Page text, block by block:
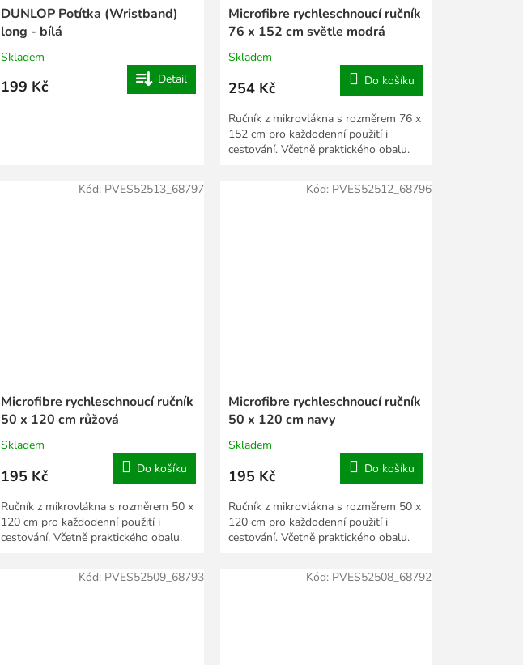
DUNLOP Potítka (Wristband)
long - bílá
Skladem
199 Kč Detail
Microfibre rychleschnoucí ručník
76 x 152 cm světle modrá
Skladem
254 Kč Do košíku
Ručník z mikrovlákna s rozměrem 76 x
152 cm pro každodenní použití i
cestování. Včetně praktického obalu.
Microfibre rychleschnoucí ručník
50 x 120 cm růžová
Skladem
195 Kč Do košíku
Ručník z mikrovlákna s rozměrem 50 x
120 cm pro každodenní použití i
cestování. Včetně praktického obalu.
Kód: PVES52513_68797
Microfibre rychleschnoucí ručník
50 x 120 cm navy
Skladem
195 Kč Do košíku
Ručník z mikrovlákna s rozměrem 50 x
120 cm pro každodenní použití i
cestování. Včetně praktického obalu.
Kód: PVES52512_68796
Kód: PVES52509_68793 Kód: PVES52508_68792